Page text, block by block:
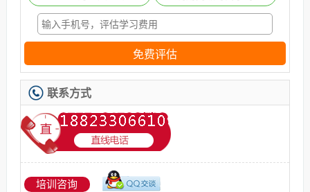
免费评估
联系方式
培训咨询